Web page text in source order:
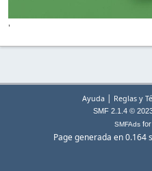
'
Ayuda | Reglas y
SMF 2.1.4 ©
SMFAdsfor
Page generada en 0.164